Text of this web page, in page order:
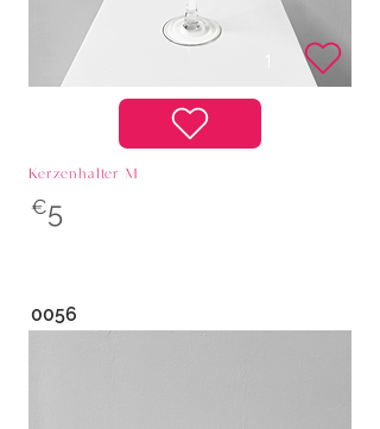
Kerzenhalter M
5
€
0056